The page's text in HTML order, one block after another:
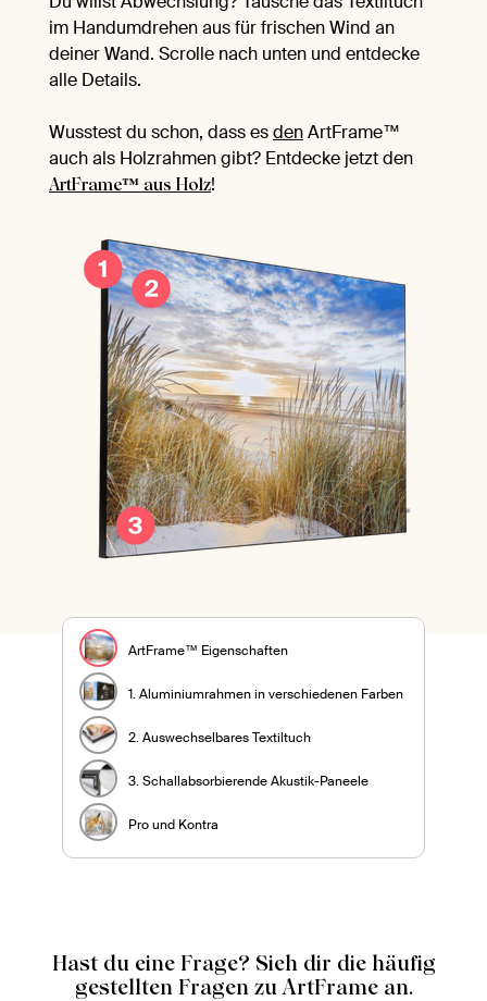
im Handumdrehen aus für frischen Wind an
deiner Wand. Scrolle nach unten und entdecke
alle Details.
Wusstest du schon, dass esdenArtFrame™
auch als Holzrahmen gibt? Entdecke jetzt den
ArtFrame™ aus Holz!
ArtFrame™ Eigenschaften
1. Aluminiumrahmen in verschiedenen Farben
2. Auswechselbares Textiltuch
3. Schallabsorbierende Akustik-Paneele
Pro und Kontra
Hast du eine Frage? Sieh dir die häufig
gestellten Fragen zu ArtFrame an.